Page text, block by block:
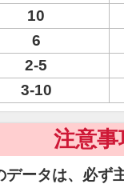
10
6
2-5
3-10
注意事
ータは、必ず